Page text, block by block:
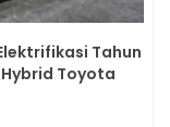
Tahun
Toyota